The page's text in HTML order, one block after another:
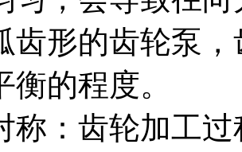
齿形的齿轮泵
衡的程度。
称：齿轮加工